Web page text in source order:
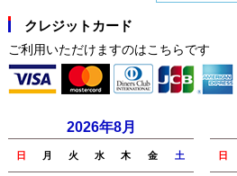
クレジットカード
ご利用いただけますのはこちらです
2026年8月
日 月 火 水 木 金 土 日